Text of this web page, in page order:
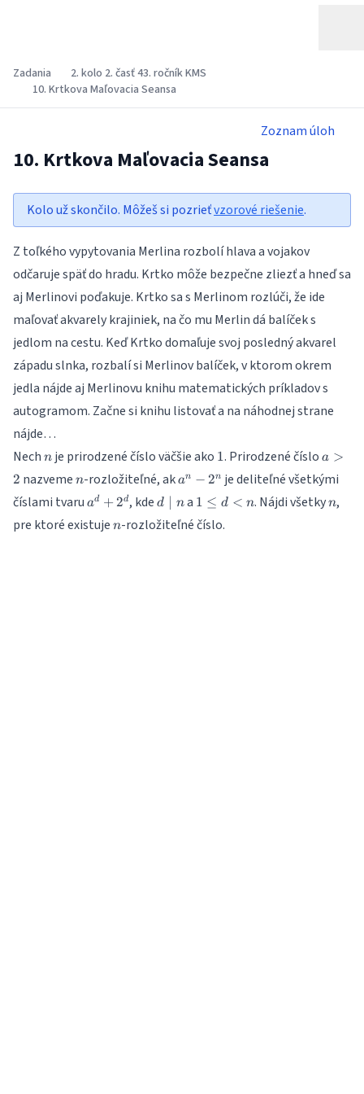
Zadania
2. kolo 2. časť 43. ročník KMS
10. Krtkova Maľovacia Seansa
Zoznam úloh
10. Krtkova Maľovacia Seansa
Kolo už skončilo. Môžeš si pozrieťvzorové riešenie.
Z toľkého vypytovania Merlina rozbolí hlava a vojakov
odčaruje späť do hradu. Krtko môže bezpečne zliezť a hneď sa
aj Merlinovi poďakuje. Krtko sa s Merlinom rozlúči, že ide
maľovať akvarely krajiniek, na čo mu Merlin dá balíček s
jedlom na cestu. Keď Krtko domaľuje svoj posledný akvarel
západu slnka, rozbalí si Merlinov balíček, v ktorom okrem
jedla nájde aj Merlinovu knihu matematických príkladov s
autogramom. Začne si knihu listovať a na náhodnej strane
nájde…
Nech n
n je prirodzené číslo väčšie ako 1
1. Prirodzené číslo a
>
2
a >
2 nazveme n
n-rozložiteľné, aka^n
2^n
an − 2n je deliteľné všetkými
číslami tvaru a^d
2^d
ad + 2d, kded
\mid
n
d na 1\le
d <
n
1 ≤ d < n. Nájdi všetkyn
n,
pre ktoré existuje n
n-rozložiteľné číslo.